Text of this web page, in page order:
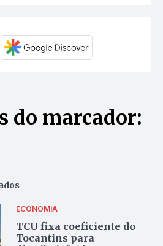
do marcador:
ECONOMIA
TCU fixa coeficiente do
Tocantins para